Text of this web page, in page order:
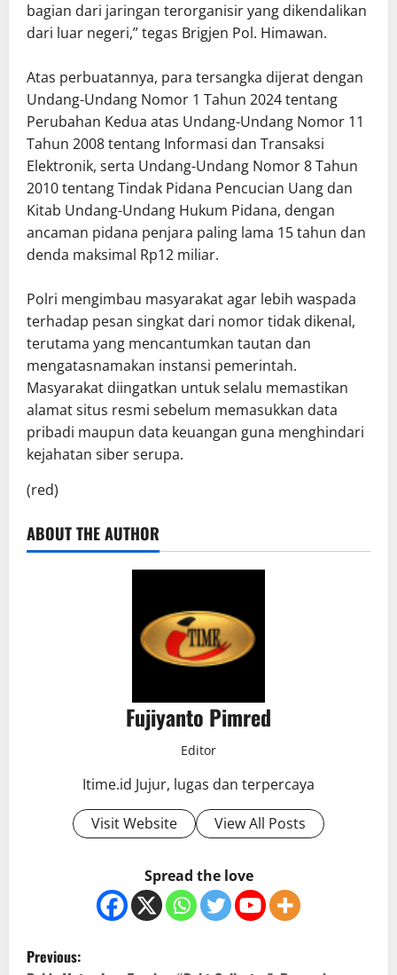
bagian dari jaringan terorganisir yang dikendalikan
dari luar negeri,” tegas Brigjen Pol. Himawan.
Atas perbuatannya, para tersangka dijerat dengan
Undang-Undang Nomor 1 Tahun 2024 tentang
Perubahan Kedua atas Undang-Undang Nomor 11
Tahun 2008 tentang Informasi dan Transaksi
Elektronik, serta Undang-Undang Nomor 8 Tahun
2010 tentang Tindak Pidana Pencucian Uang dan
Kitab Undang-Undang Hukum Pidana, dengan
ancaman pidana penjara paling lama 15 tahun dan
denda maksimal Rp12 miliar.
Polri mengimbau masyarakat agar lebih waspada
terhadap pesan singkat dari nomor tidak dikenal,
terutama yang mencantumkan tautan dan
mengatasnamakan instansi pemerintah.
Masyarakat diingatkan untuk selalu memastikan
alamat situs resmi sebelum memasukkan data
pribadi maupun data keuangan guna menghindari
kejahatan siber serupa.
(red)
ABOUT THE AUTHOR
Fujiyanto Pimred
Editor
Itime.id Jujur, lugas dan terpercaya
Visit Website
View All Posts
Spread the love
P
Previous: